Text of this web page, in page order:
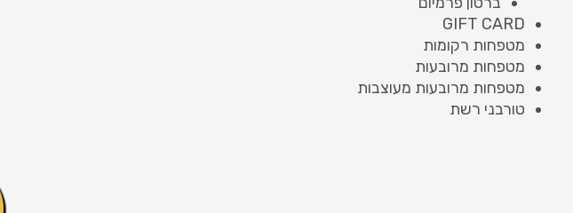
GIFT CARD
מטפחות רקומות
מטפחות מרובעות
מטפחות מרובעות מעוצבות
טורבני רשת